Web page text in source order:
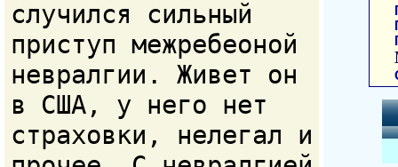
случился сильный
приступ межребеоной
невралгии. Живет он
в США, у него нет
страховки, нелегал и